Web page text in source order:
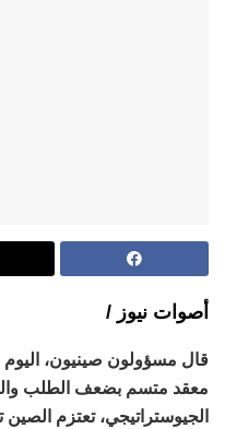
أصوات نيوز /
قال مسؤولون صينيون، اليوم
معقد متسم بضعف الطلب
الجيوستراتيجي، تعتزم